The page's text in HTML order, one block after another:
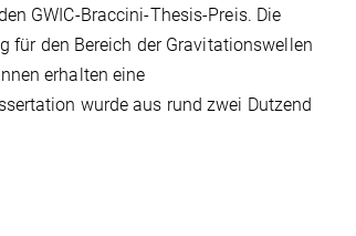
GWIC-Braccini-Thesis-Preis. Die
für den Bereich der Gravitationswellen
erhalten eine
wurde aus rund zwei Dutzend